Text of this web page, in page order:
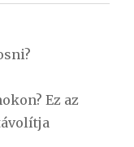
Ez az